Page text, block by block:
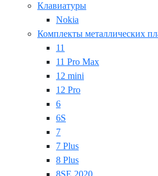
Клавиатуры
Nokia
Комплекты металлических
11
11 Pro Max
12 mini
12 Pro
6
6S
7
7 Plus
8 Plus